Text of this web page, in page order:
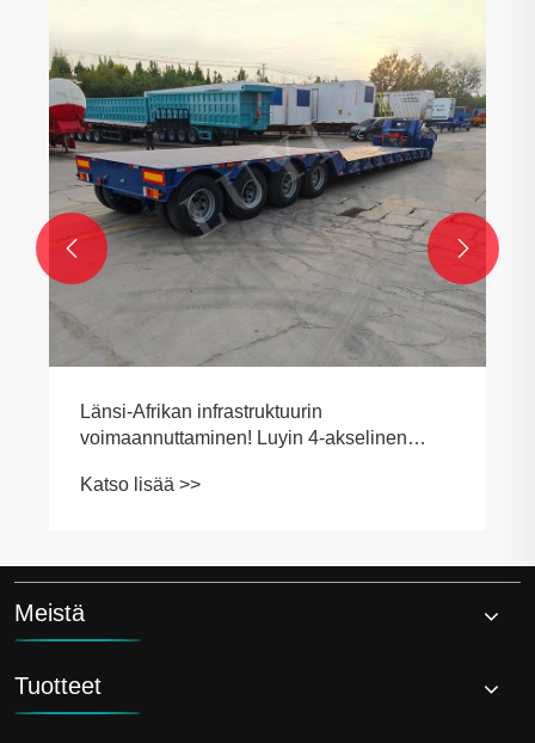
Länsi-Afrikan infrastruktuurin
voimaannuttaminen! Luyin 4-akselinen
onnistuneesti Burkina Fasoon
Katso lisää >>
 
Meistä
Tuotteet